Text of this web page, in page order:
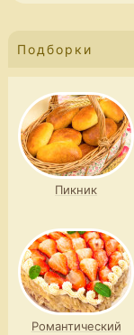
Подборки
Пикник
Романтический